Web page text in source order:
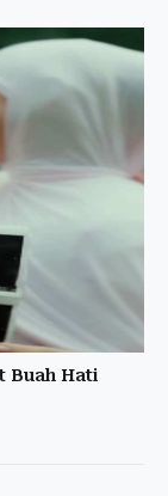
Buah Hati